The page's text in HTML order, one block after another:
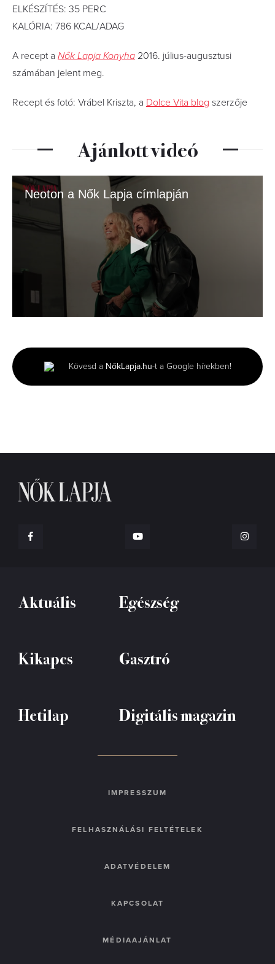
ELKÉSZÍTÉS: 35 PERC
KALÓRIA: 786 KCAL/ADAG
A recept a Nők Lapja Konyha 2016. július-augusztusi
számában jelent meg.
Recept és fotó: Vrábel Kriszta, a Dolce Vita blog szerzője
Ajánlott videó
Neoton a Nők Lapja címlapján
minutes,
2
seconds
Kövesd a NőkLapja.hu-t a Google hírekben!
Aktuális Egészség
Kikapcs Gasztró
Hetilap Digitális magazin
IMPRESSZUM
FELHASZNÁLÁSI FELTÉTELEK
ADATVÉDELEM
KAPCSOLAT
MÉDIAAJÁNLAT